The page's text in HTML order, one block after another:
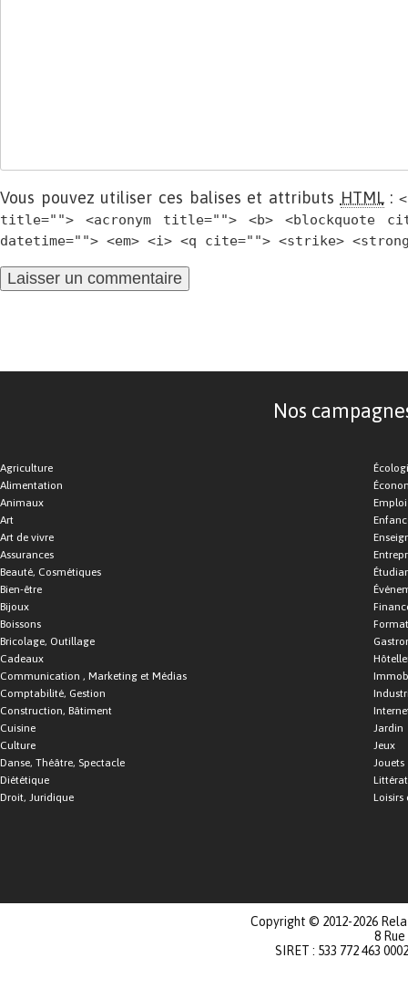
Vous pouvez utiliser ces balises et attributs HTML:
title=""> <acronym title=""> <b> <blockquote
datetime=""> <em> <i> <q cite=""> <strike>
Nos
Agriculture
Alimentation
Animaux
Art
Art de vivre
Assurances
Beauté, Cosmétiques
Bien-être
Bijoux
Boissons
Bricolage, Outillage
Cadeaux
Communication , Marketing et Médias
Comptabilité, Gestion
Construction, Bâtiment
Cuisine
Culture
Danse, Théâtre, Spectacle
Diététique
Droit, Juridique
Emploi
Jardin
Jeux
Jouets
Loisirs
Copyright © 2012-2026
8
SIRET : 533 772 463